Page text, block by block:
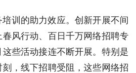
训的助力效应。创新开展不间
风行动、百日千万网络招聘专
些活动接连不断开展。特别是
，线下招聘受阻，这些网络招